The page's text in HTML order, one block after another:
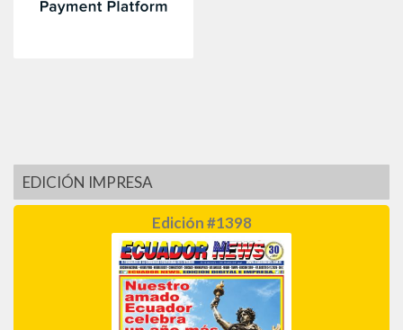
EDICIÓN IMPRESA
Edición #1398